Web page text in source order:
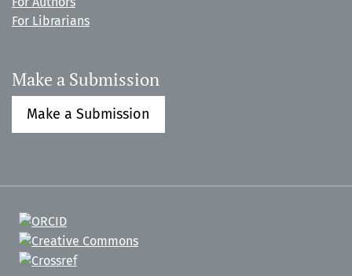
For Librarians
Make a Submission
Make a Submission